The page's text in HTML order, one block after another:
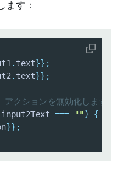
ます：
. text}} ;
. text}} ;
クションを無効化します
input2Text === "" )
{
}} ;